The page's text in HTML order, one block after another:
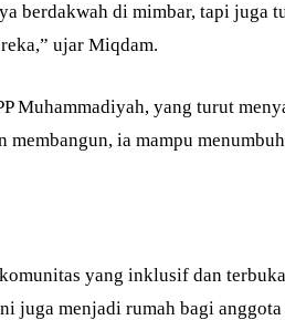
berdakwah di mimbar, tapi juga
ujar Miqdam.
Muhammadiyah, yang turut
ia mampu
yang inklusif dan
juga menjadi rumah bagi